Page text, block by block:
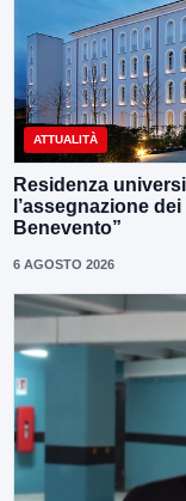
ATTUALITÀ
Residenza
l’assegnazione
Benevento”
6 AGOSTO 2026